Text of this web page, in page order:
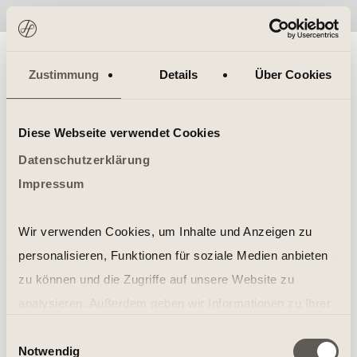
Zustimmung Details Über Cookies
Diese Webseite verwendet Cookies
Datenschutzerklärung
Impressum
Wir verwenden Cookies, um Inhalte und Anzeigen zu
personalisieren, Funktionen für soziale Medien anbieten
zu können und die Zugriffe auf unsere Website zu
soziale Medien, Werbung und Analysen weiter. Unsere
Notwendig